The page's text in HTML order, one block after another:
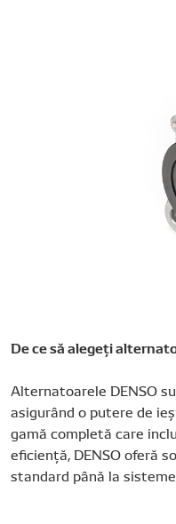
De ce să alegeți
Alternatoarele DENSO
asigurând o putere de
gamă completă care
eficiență, DENSO oferă
standard până la